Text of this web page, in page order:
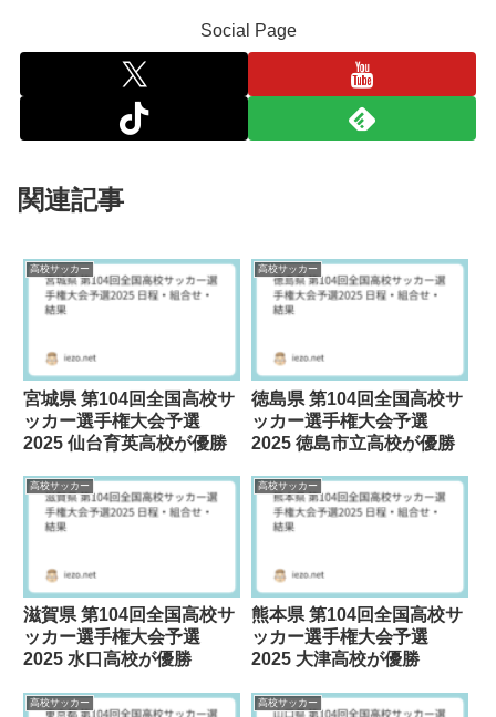
Social Page
関連記事
高校サッカー
宮城県 第104回全国高校サ
ッカー選手権大会予選
2025 仙台育英高校が優勝
高校サッカー
徳島県 第104回全国高校サ
ッカー選手権大会予選
2025 徳島市立高校が優勝
高校サッカー
滋賀県 第104回全国高校サ
ッカー選手権大会予選
2025 水口高校が優勝
高校サッカー
熊本県 第104回全国高校サ
ッカー選手権大会予選
2025 大津高校が優勝
高校サッカー 高校サッカー